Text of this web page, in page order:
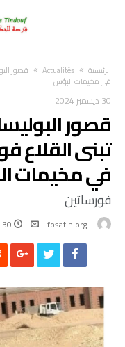
‫الرئيسية‬ Actualités
قصور
في مخيمات البؤس
30 ديسمبر 2024
قصور
تبنى القلاع
في مخيمات
فورساتين
fosatin.org 30 ديسمبر 2024